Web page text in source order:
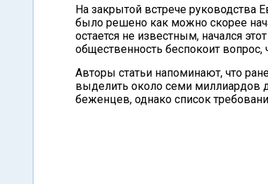
На закрытой встрече руководства
было решено как можно скорее
остается не известным, начался
общественность беспокоит вопрос,
Авторы статьи напоминают, что
выделить около семи миллиардов
беженцев, однако список